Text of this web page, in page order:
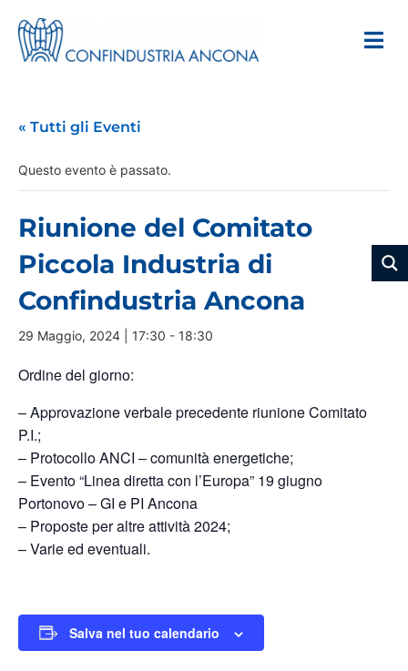
« Tutti gli Eventi
Questo evento è passato.
Riunione del Comitato
Piccola Industria di
Confindustria Ancona
29 Maggio, 2024 | 17:30 - 18:30
Ordine del giorno:
– Approvazione verbale precedente riunione Comitato
P.I.;
– Protocollo ANCI – comunità energetiche;
– Evento “Linea diretta con l’Europa” 19 giugno
Portonovo – GI e PI Ancona
– Proposte per altre attività 2024;
– Varie ed eventuali.
Salva nel tuo calendario